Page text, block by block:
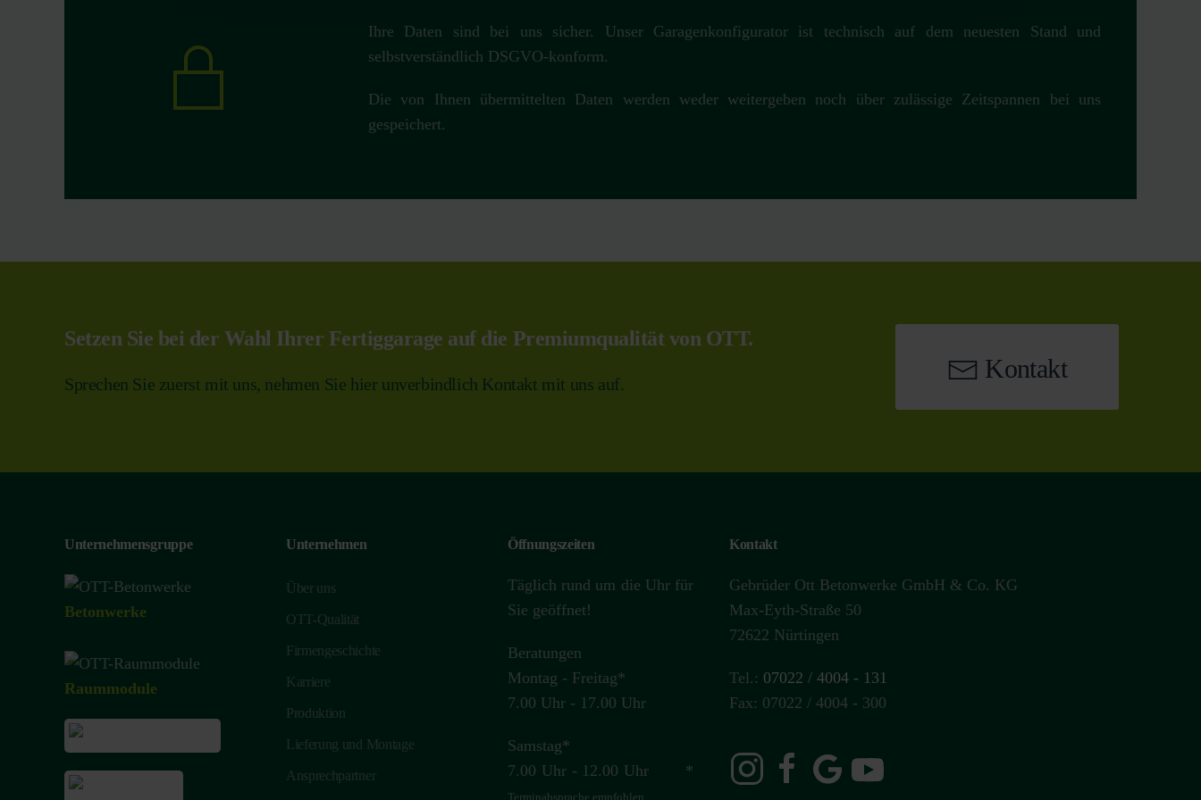
Ihre Daten sind bei uns sicher. Unser Garagenkonfigurator ist technisch auf dem neuesten Stand und
selbstverständlich DSGVO-konform.
Die von Ihnen übermittelten Daten werden weder weitergeben noch über zulässige Zeitspannen bei uns
gespeichert.
Setzen Sie bei der Wahl Ihrer Fertiggarage auf die Premiumqualität von OTT.
Sprechen Sie zuerst mit uns, nehmen Sie hier unverbindlich Kontakt mit uns auf.
Kontakt
Unternehmensgruppe
Betonwerke
Raummodule
Unternehmen
Über uns
OTT-Qualität
Firmengeschichte
Karriere
Produktion
Lieferung und Montage
Ansprechpartner
Öffnungszeiten
Täglich rund um die Uhr für
Sie geöffnet!
Beratungen
Montag - Freitag*
7.00 Uhr - 17.00 Uhr
Samstag*
7.00 Uhr - 12.00 Uhr *
Terminabsprache empfohlen
Kontakt
Gebrüder Ott Betonwerke GmbH & Co. KG
Max-Eyth-Straße 50
72622 Nürtingen
Tel.: 07022 / 4004 - 131
Fax: 07022 / 4004 - 300